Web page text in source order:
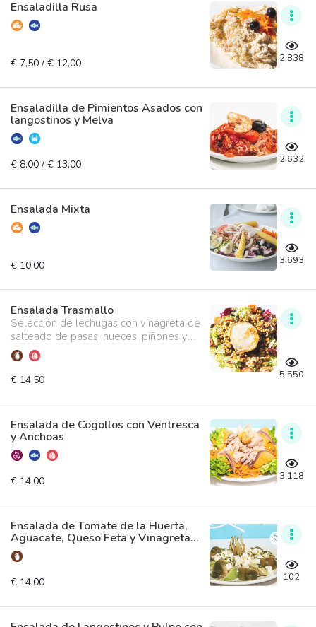
Ensaladilla Rusa
€ 7,50 / € 12,00 2.838
Ensaladilla de Pimientos Asados con
langostinos y Melva
€ 8,00 / € 13,00 2.632
Ensalada Mixta
€ 10,00 3.693
Ensalada Trasmallo
Selección de lechugas con vinagreta de
salteado de pasas, nueces, piñones y
queso de cabra
€ 14,50 5.550
Ensalada de Cogollos con Ventresca
y Anchoas
€ 14,00 3.118
Ensalada de Tomate de la Huerta,
Aguacate, Queso Feta y Vinagreta
de Albahaca
€ 14,00 102